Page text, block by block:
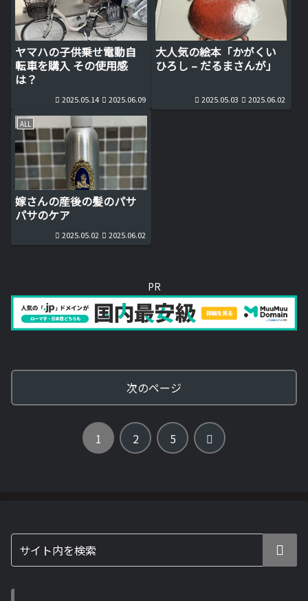
ヤマハの子供乗せ電動自
転車を購入 その使用感
は？
2025.05.14 2025.06.09
大人気の絵本「かがくい
ひろし – だるまさんが」
2025.05.03 2025.06.02
ALL
嫁さんの産後の髪のパサ
パサのケア
2025.05.02 2025.06.02
PR
次のページ
1 2 5
次